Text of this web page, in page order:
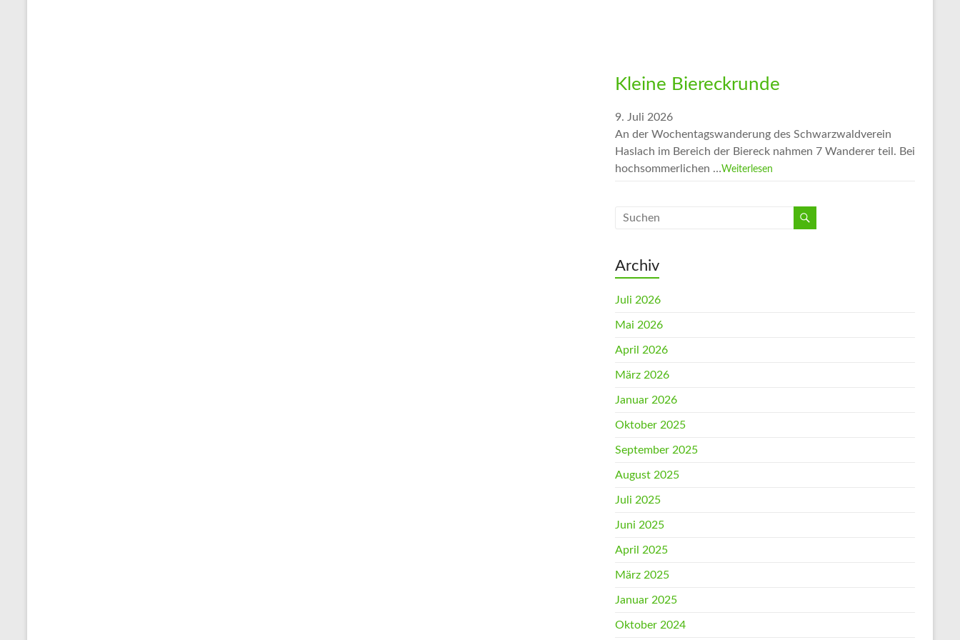
Kleine Biereckrunde
9. Juli 2026
An der Wochentagswanderung des Schwarzwaldverein
Haslach im Bereich der Biereck nahmen 7 Wanderer teil. Bei
hochsommerlichen …Weiterlesen
Archiv
Juli 2026
Mai 2026
April 2026
März 2026
Januar 2026
Oktober 2025
September 2025
August 2025
Juli 2025
Juni 2025
April 2025
März 2025
Januar 2025
Oktober 2024